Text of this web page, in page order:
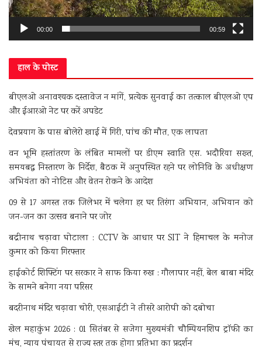
00:00 00:59
हाल के पोस्ट
बीएलओ अनावश्यक दस्तावेज न मांगें, प्रत्येक सुनवाई का तत्काल बीएलओ एप
और ईआरओ नेट पर करें अपडेट
देवप्रयाग के पास बोलेरो खाई में गिरी, पांच की मौत, एक लापता
वन भूमि हस्तांतरण के लंबित मामलों पर डीएम स्वाति एस. भदौरिया सख्त,
समयबद्ध निस्तारण के निर्देश, बैठक में अनुपस्थित रहने पर लोनिवि के अधीक्षण
अभियंता को नोटिस और वेतन रोकने के आदेश
09 से 17 अगस्त तक जिलेभर में चलेगा हर घर तिरंगा अभियान, अभियान को
जन-जन का उत्सव बनाने पर जोर
बद्रीनाथ चढ़ावा घोटाला : CCTV के आधार पर SIT ने हिमाचल के मनोज
कुमार को किया गिरफ्तार
हाईकोर्ट शिफ्टिंग पर सरकार ने साफ किया रुख : गौलापार नहीं, बेल बाबा मंदिर
के सामने बनेगा नया परिसर
बदरीनाथ मंदिर चढ़ावा चोरी, एसआईटी ने तीसरे आरोपी को दबोचा
खेल महाकुंभ 2026 : 01 सितंबर से सजेगा मुख्यमंत्री चौम्पियनशिप ट्रॉफी का
मंच, न्याय पंचायत से राज्य स्तर तक होगा प्रतिभा का प्रदर्शन